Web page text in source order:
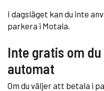
I dagsläget kan du inte
parkera i Motala.
Inte gratis om
automat
Om du väljer att betala i